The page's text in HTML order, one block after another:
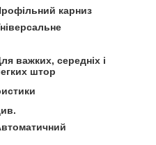
карниз
важких, середніх і
штор